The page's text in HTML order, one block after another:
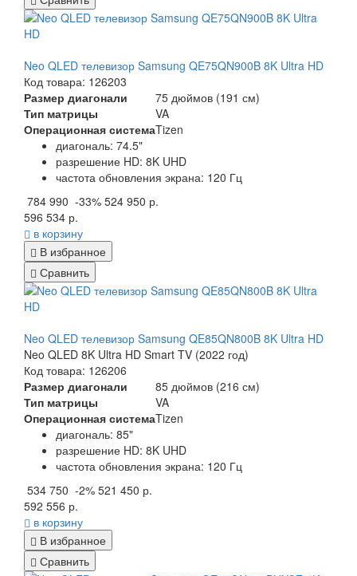
Neo QLED телевизор Samsung QE75QN900B 8K Ultra HD
Код товара: 126203
Размер диагонали
75 дюймов (191 см)
Тип матрицы
VA
Операционная системаTizen
диагональ: 74.5"
разрешение HD: 8K UHD
частота обновления экрана: 120 Гц
784 990 -33% 524 950 р.
596 534 р.
в корзину
В избранное
Сравнить
Neo QLED телевизор Samsung QE85QN800B 8K Ultra HD
Neo QLED 8K Ultra HD Smart TV (2022 год)
Код товара: 126206
Размер диагонали
85 дюймов (216 см)
Тип матрицы
VA
Операционная системаTizen
диагональ: 85"
разрешение HD: 8K UHD
частота обновления экрана: 120 Гц
534 750 -2% 521 450 р.
592 556 р.
в корзину
В избранное
Сравнить